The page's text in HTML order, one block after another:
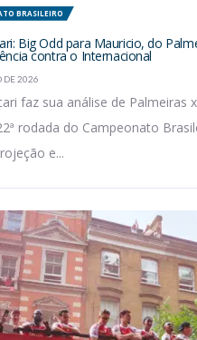
BRASILEIRO
Big Odd para Mauricio, do
contra o Internacional
DE 2026
faz sua análise de Palmeiras
rodada do Campeonato
e...